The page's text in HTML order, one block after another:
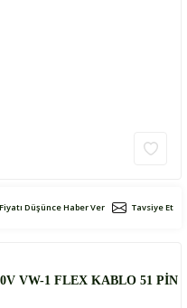
Fiyatı Düşünce Haber Ver Tavsiye Et
VW-1 FLEX KABLO 51 PİN